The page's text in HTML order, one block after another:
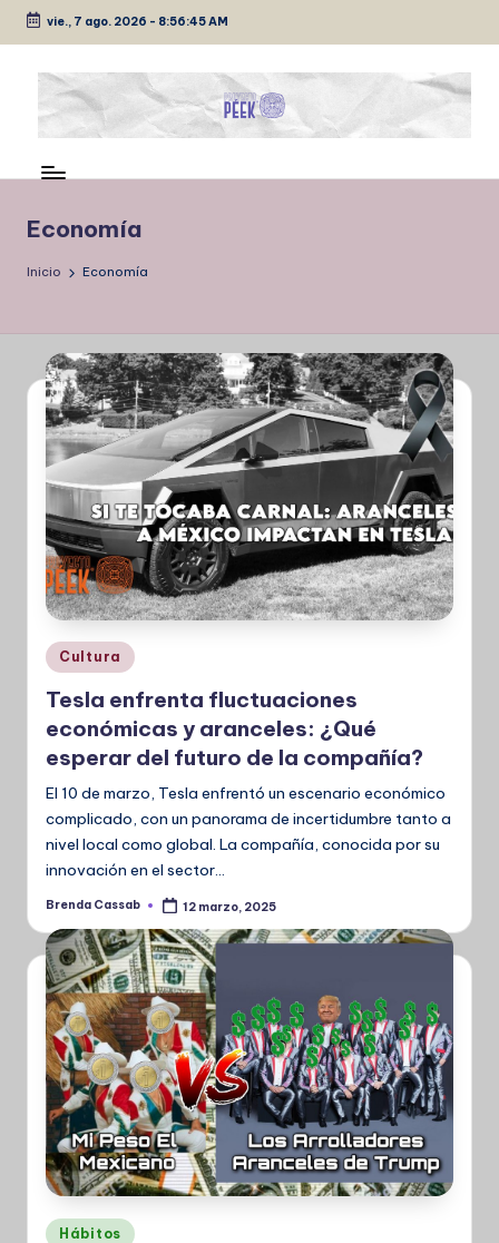
Saltar
contenido
vie., 7 ago. 2026 - 8:56:45 AM
E
K
de
Economía
Inicio Economía
Publicado
en
Cultura
Tesla enfrenta fluctuaciones
económicas y aranceles: ¿Qué
esperar del futuro de la compañía?
El 10 de marzo, Tesla enfrentó un escenario económico
complicado, con un panorama de incertidumbre tanto a
nivel local como global. La compañía, conocida por su
innovación en el sector…
Publicado
Brenda Cassab 12 marzo, 2025
Publicado
Hábitos